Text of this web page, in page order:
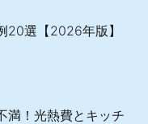
20選【2026年版】
満！光熱費とキッチ